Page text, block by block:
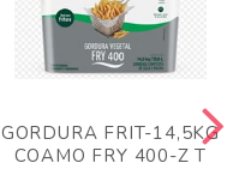
GORDURA FRIT-14,5KG
COAMO FRY 400-Z T